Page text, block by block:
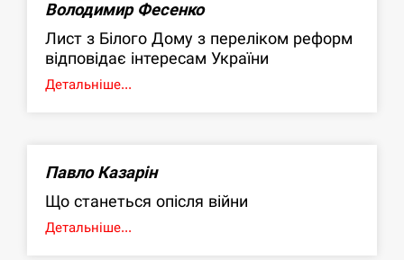
Володимир Фесенко
Лист з Білого Дому з переліком реформ
відповідає інтересам України
Детальніше...
Павло Казарін
Що станеться опісля війни
Детальніше...